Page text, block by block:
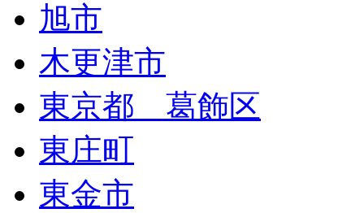
旭市
木更津市
東京都 葛飾区
東庄町
東金市